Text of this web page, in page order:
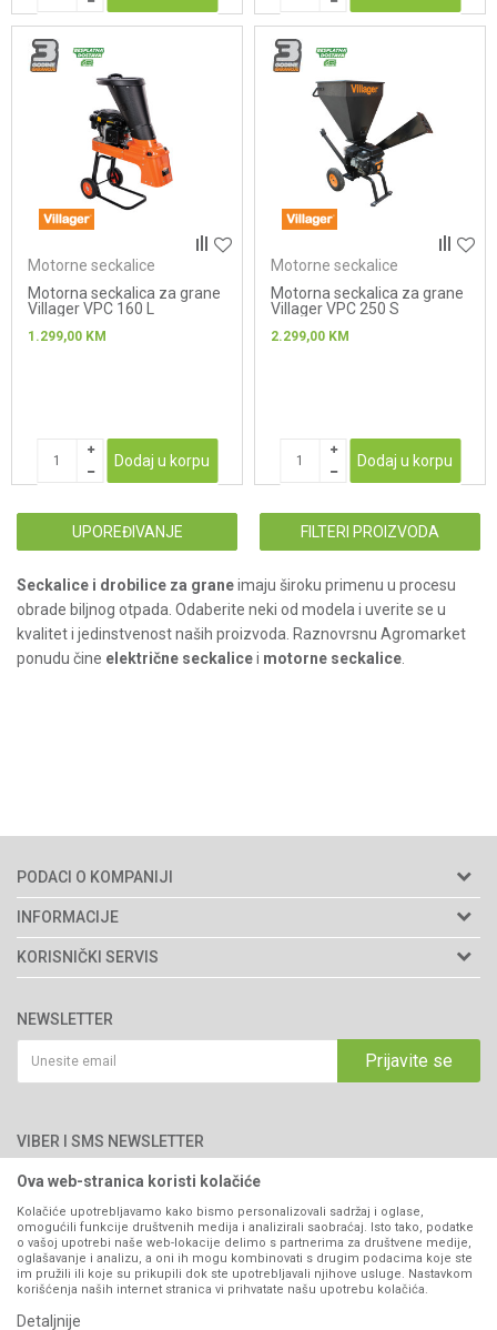
Motorne seckalice
Motorna seckalica za grane
Villager VPC 160 L
1.299,00 KM
Dodaj u korpu
Motorne seckalice
Motorna seckalica za grane
Villager VPC 250 S
2.299,00 KM
Dodaj u korpu
UPOREĐIVANJE FILTERI PROIZVODA
Seckalice i drobilice za graneimaju široku primenu u procesu
obrade biljnog otpada. Odaberite neki od modela i uverite se u
kvalitet i jedinstvenost naših proizvoda. Raznovrsnu Agromarket
ponudu čine električne seckalicei motorne seckalice
PODACI O KOMPANIJI
Agromarket d.o.o.
Matični broj: 11003826
76300 Bijeljina
066/44-99-00
INFORMACIJE
O nama
Brendovi
Katalozi
Saradnja
Kontakt
KORISNIČKI SERVIS
Politika privatnosti
Kako kupiti
Isporuka
Pravo na odustajanje
Reklamacije
Povraćaj sredstava
Zamjena artikala
Plaćanje karticama
NEWSLETTER
Prijavite se
VIBER I SMS NEWSLETTER
PRATITE NAS
Ova web-stranica koristi kolačiće
Kolačiće upotrebljavamo kako bismo personalizovali sadržaj i oglase,
omogućili funkcije društvenih medija i analizirali saobraćaj. Isto tako, podatke
o vašoj upotrebi naše web-lokacije delimo s partnerima za društvene medije,
oglašavanje i analizu, a oni ih mogu kombinovati s drugim podacima koje ste
im pružili ili koje su prikupili dok ste upotrebljavali njihove usluge. Nastavkom
korišćenja naših internet stranica vi prihvatate našu upotrebu kolačića.
Detaljnije